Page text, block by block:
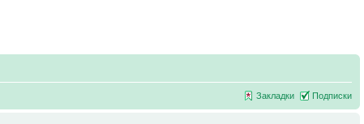
Закладки Подписки